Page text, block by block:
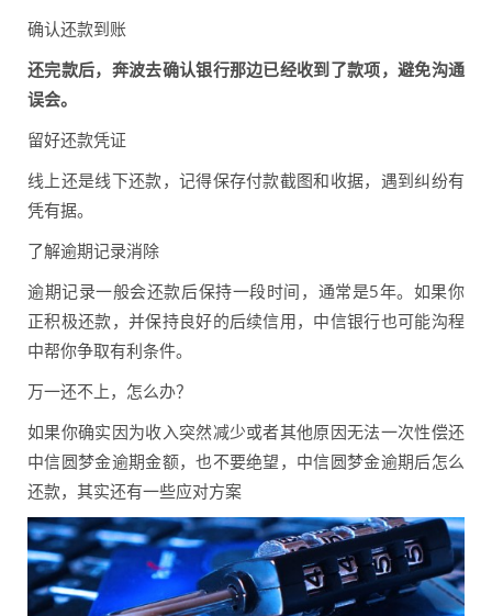
确认还款到账
还完款后，奔波去确认银行那边已经收到了款项，避免沟通
误会。
留好还款凭证
线上还是线下还款，记得保存付款截图和收据，遇到纠纷有
凭有据。
了解逾期记录消除
逾期记录一般会还款后保持一段时间，通常是5年。如果你
正积极还款，并保持良好的后续信用，中信银行也可能沟程
中帮你争取有利条件。
万一还不上，怎么办？
如果你确实因为收入突然减少或者其他原因无法一次性偿还
中信圆梦金逾期金额，也不要绝望，中信圆梦金逾期后怎么
还款，其实还有一些应对方案